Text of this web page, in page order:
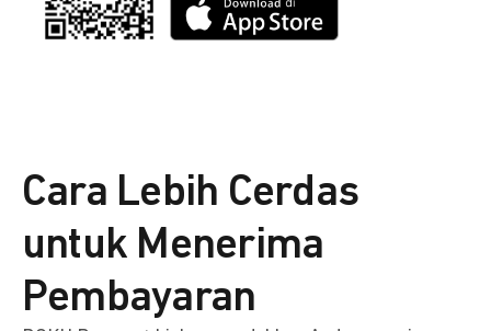
Cara Lebih Cerdas
untuk Menerima
Pembayaran